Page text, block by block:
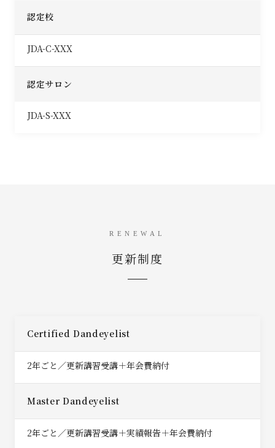
認定校
JDA-C-XXX
認定サロン
JDA-S-XXX
RENEWAL
更新制度
Certified Dandeyelist
2年ごと／更新講習受講＋年会費納付
Master Dandeyelist
2年ごと／更新講習受講＋実績報告＋年会費納付